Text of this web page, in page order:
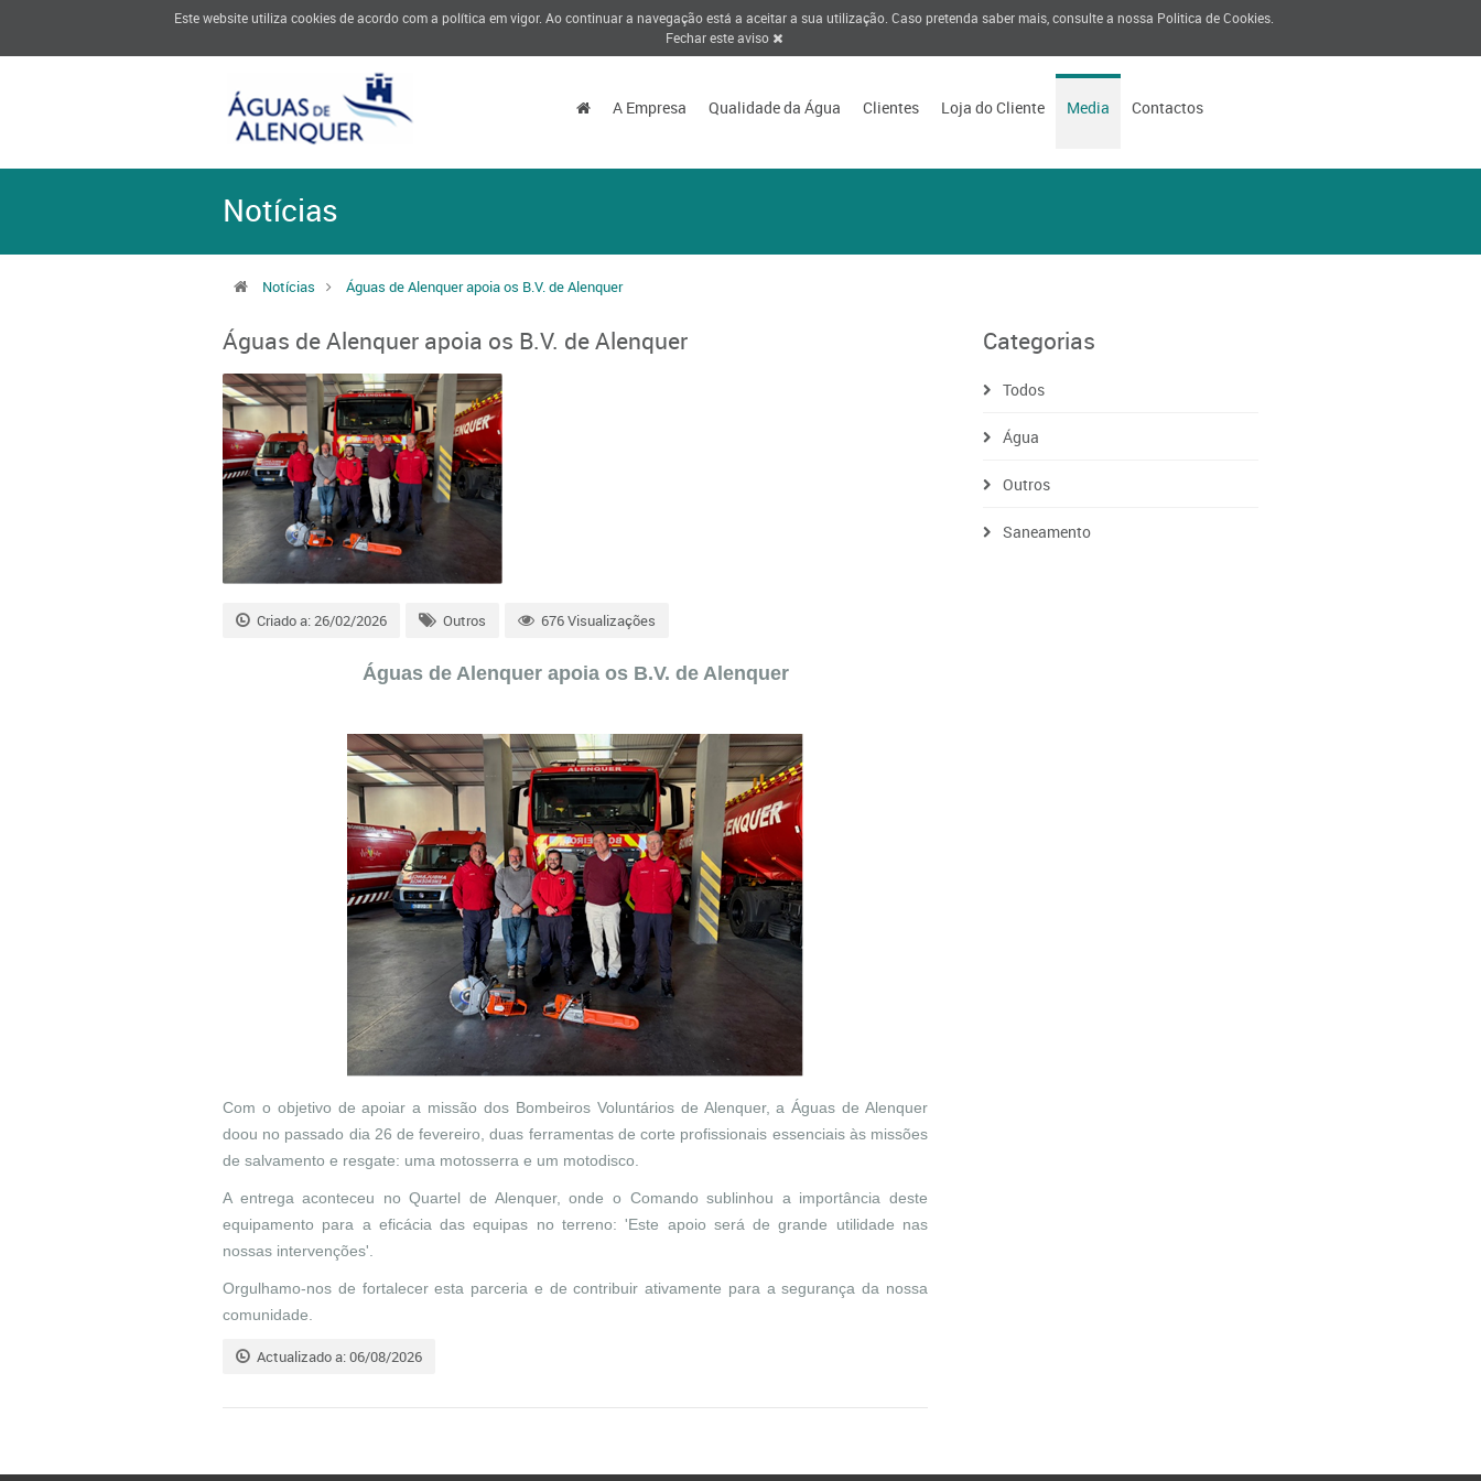
Este website utiliza cookies de acordo com a política em vigor. Ao continuar a navegação está a aceitar a sua utilização. Caso pretenda saber mais, consulte a nossa Politica de Cookies
Fechar este aviso
A Empresa Qualidade da Água Clientes Loja do Cliente Media Contactos
Notícias
Notícias Águas de Alenquer apoia os B.V. de Alenquer
Águas de Alenquer apoia os B.V. de Alenquer
Criado a: 26/02/2026 Outros 676 Visualizações
Águas de Alenquer apoia os B.V. de Alenquer
Com o objetivo de apoiar a missão dos Bombeiros Voluntários de Alenquer, a Águas de Alenquer
doou no passado dia 26 de fevereiro, duas ferramentas de corte profissionais essenciais às missões
de salvamento e resgate: uma motosserra e um motodisco.
A entrega aconteceu no Quartel de Alenquer, onde o Comando sublinhou a importância deste
equipamento para a eficácia das equipas no terreno: 'Este apoio será de grande utilidade nas
nossas intervenções'.
Orgulhamo-nos de fortalecer esta parceria e de contribuir ativamente para a segurança da nossa
comunidade.
Actualizado a: 06/08/2026
Categorias
Todos
Água
Outros
Saneamento